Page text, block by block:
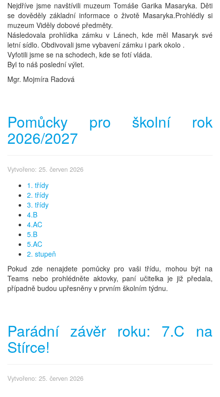
Nejdříve jsme navštívili muzeum Tomáše Garika Masaryka. Děti
se dověděly základní informace o životě Masaryka.Prohlédly si
muzeum Viděly dobové předměty.
Následovala prohlídka zámku v Lánech, kde měl Masaryk své
letní sídlo. Obdivovali jsme vybavení zámku i park okolo .
Vyfotili jsme se na schodech, kde se fotí vláda.
Byl to náš poslední výlet.
Mgr. Mojmíra Radová
Pomůcky pro školní rok
2026/2027
Vytvořeno: 25. červen 2026
1. třídy
2. třídy
3. třídy
4.B
4.AC
5.B
5.AC
2. stupeň
Pokud zde nenajdete pomůcky pro vaši třídu, mohou být na
Teams nebo prohlédněte aktovky, paní učitelka je již předala,
případně budou upřesněny v prvním školním týdnu.
Parádní závěr roku: 7.C na
Stírce!
Vytvořeno: 25. červen 2026